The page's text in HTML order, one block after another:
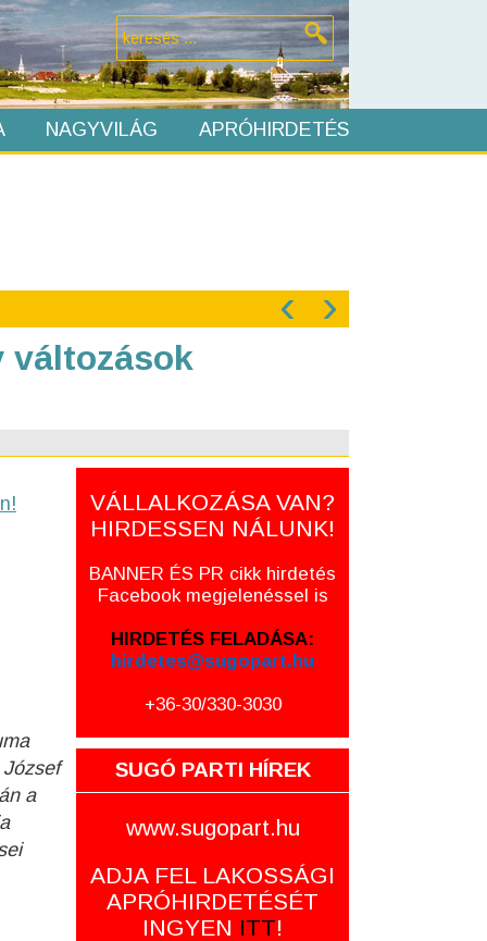
NAGYVILÁG APRÓHIRDETÉS
‹ ›
változások
a
VÁLLALKOZÁSA VAN?
HIRDESSEN NÁLUNK!
BANNER ÉS PR cikk hirdetés
Facebook megjelenéssel is
HIRDETÉS FELADÁSA:
hirdetes@sugopart.hu
+36-30/330-3030
SUGÓ PARTI HÍREK
www.sugopart.hu
ADJA FEL LAKOSSÁGI
APRÓHIRDETÉSÉT
INGYEN ITT!